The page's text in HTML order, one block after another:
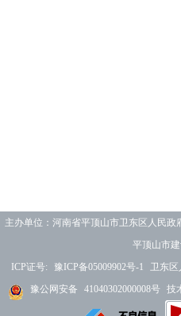
主办单位：河南省平顶山市卫东区人民
平顶山市
ICP证号:
豫ICP备05009902号-1 卫东区
豫公网安备 41040302000008号 技